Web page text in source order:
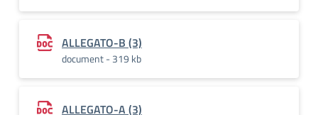
ALLEGATO-B (3)
document - 319 kb
ALLEGATO-A (3)